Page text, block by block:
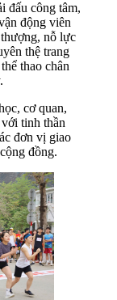
đấu công tâm,
động viên
nỗ lực
thệ trang
thao chân
cơ quan,
tinh thần
đơn vị giao
đồng.